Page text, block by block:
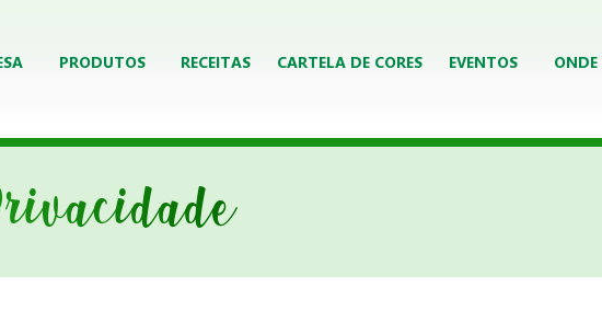
PRODUTOS RECEITAS CARTELA DE CORES EVENTOS ONDE